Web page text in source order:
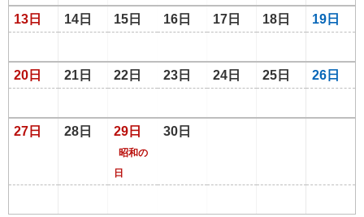
13日 14日 15日 16日 17日 18日 19日
20日 21日 22日 23日 24日 25日 26日
27日 28日 29日
昭和の
日
30日